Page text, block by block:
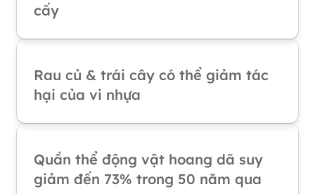
cấy
Rau củ & trái cây có thể giảm tác
hại của vi nhựa
Quần thể động vật hoang dã suy
giảm đến 73% trong 50 năm qua